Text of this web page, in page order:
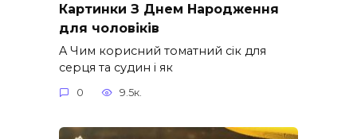
Картинки З Днем Народження
для чоловіків​
A Чим корисний томатний сік для
серця та судин і як
0 9.5к.